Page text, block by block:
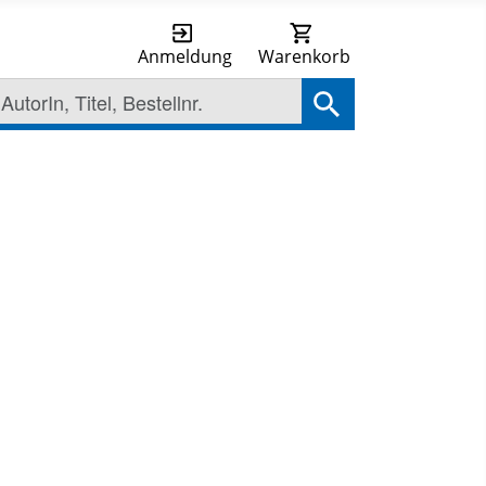
Anmeldung Warenkorb